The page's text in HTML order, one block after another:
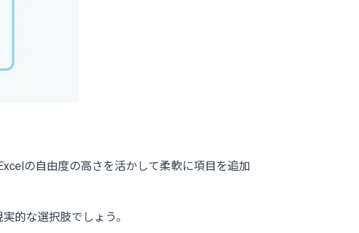
の自由度の高さを活かして柔軟に項目を追加
的な選択肢でしょう。